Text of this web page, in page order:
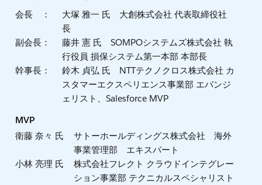
会長 ：
大塚 雅一 氏 大創株式会社 代表取締役社
長
副会長：
藤井 憲 氏 SOMPOシステムズ株式会社 執
行役員 損保システム第一本部 本部長
幹事長：
鈴木 貞弘 氏 NTTテクノクロス株式会社 カ
スタマーエクスペリエンス事業部 エバンジ
ェリスト、Salesforce MVP
MVP
衛藤 奈々 氏
サトーホールディングス株式会社 海外
事業管理部 エキスパート
小林 亮理 氏
株式会社フレクト クラウドインテグレー
ション事業部 テクニカルスペシャリスト